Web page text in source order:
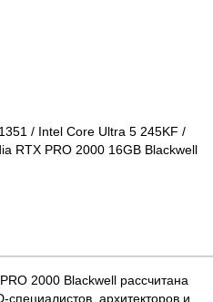
/ Intel Core Ultra 5 245KF /
RTX PRO 2000 16GB Blackwell
2000 Blackwell рассчитана
архитекторов и